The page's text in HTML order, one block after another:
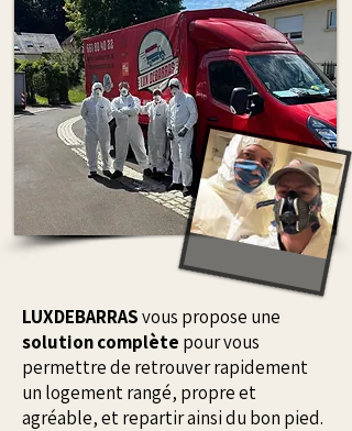
LUXDEBARRASvous propose une
solution complète pour vous
permettre de retrouver rapidement
un logement rangé, propre et
agréable, et repartir ainsi du bon pied.